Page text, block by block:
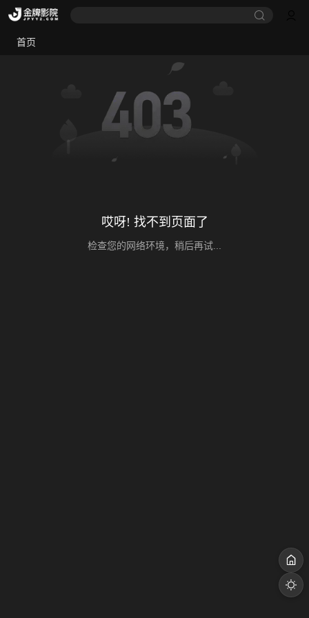
首页
哎呀! 找不到页面了
检查您的网络环境，稍后再试...